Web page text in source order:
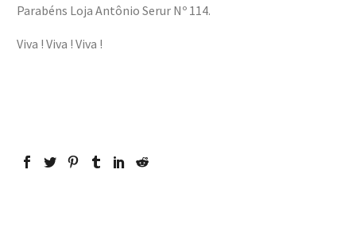
Parabéns Loja Antônio Serur Nº 114.
Viva ! Viva ! Viva !